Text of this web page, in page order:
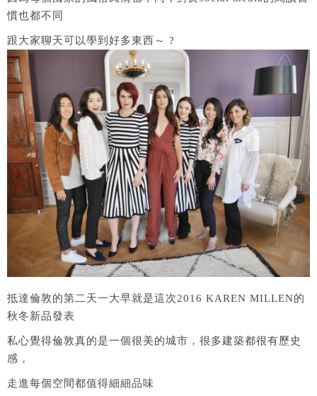
慣也都不同
跟大家聊天可以學到好多東西～ ?
抵達倫敦的第二天一大早就是這次2016 KAREN MILLEN的
秋冬新品發表
私心覺得倫敦真的是一個很美的城市，很多建築都很有歷史
感，
走進每個空間都值得細細品味